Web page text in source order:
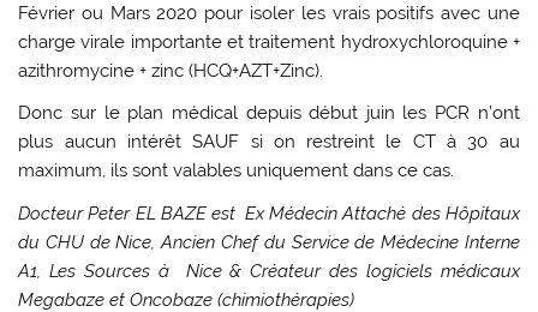
Février ou Mars 2020 pour isoler les vrais positifs avec une
charge virale importante et traitement hydroxychloroquine +
azithromycine + zinc (HCQ+AZT+Zinc).
Donc sur le plan médical depuis début juin les PCR n’ont
plus aucun intérêt SAUF si on restreint le CT à 30 au
maximum, ils sont valables uniquement dans ce cas.
Docteur Peter EL BAZE est Ex Médecin Attaché des Hôpitaux
du CHU de Nice, Ancien Chef du Service de Médecine Interne
A1, Les Sources à Nice & Créateur des logiciels médicaux
Megabaze et Oncobaze (chimiothérapies)